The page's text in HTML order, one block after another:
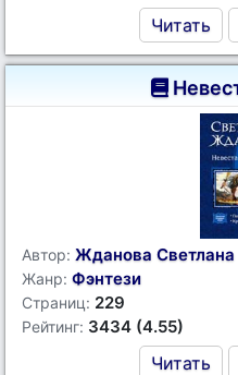
Читать
Автор: Жданова Светлана
Жанр: Фэнтези
Страниц: 229
Рейтинг: 3434 (4.55)
Читать